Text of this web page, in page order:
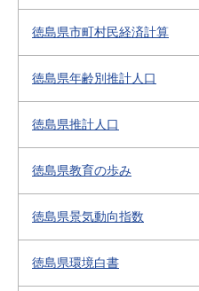
徳島県市町村民経済計算
徳島県年齢別推計人口
徳島県推計人口
徳島県教育の歩み
徳島県景気動向指数
徳島県環境白書